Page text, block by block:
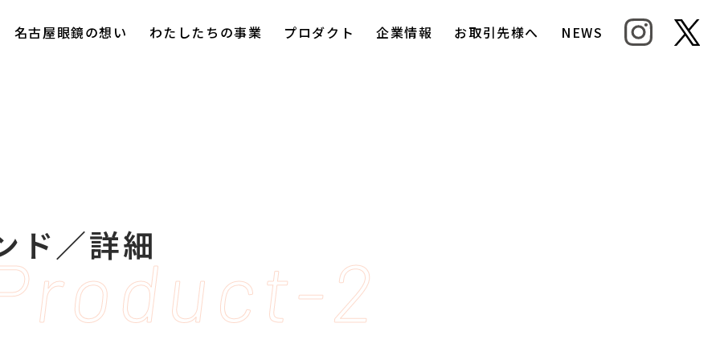
名古屋眼鏡の想い わたしたちの事業 プロダクト 企業情報 お取引先様へ NEWS
2
ド／詳細